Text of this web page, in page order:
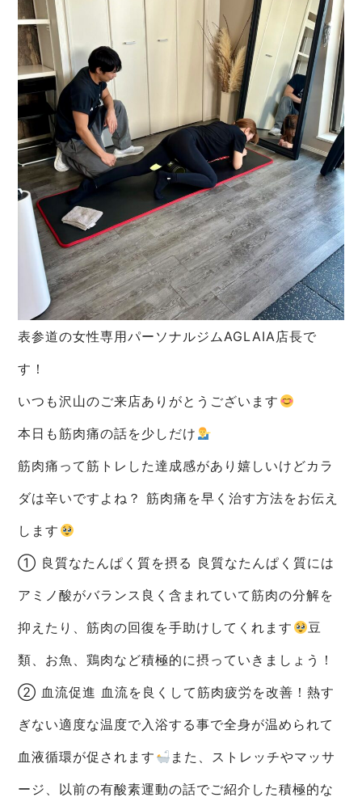
表参道の女性専用パーソナルジムAGLAIA店長で
す！
いつも沢山のご来店ありがとうございます
本日も筋肉痛の話を少しだけ
筋肉痛って筋トレした達成感があり嬉しいけどカラ
ダは辛いですよね？ 筋肉痛を早く治す方法をお伝え
します
① 良質なたんぱく質を摂る 良質なたんぱく質には
アミノ酸がバランス良く含まれていて筋肉の分解を
抑えたり、筋肉の回復を手助けしてくれます
豆
類、お魚、鶏肉など積極的に摂っていきましょう！
② 血流促進 血流を良くして筋肉疲労を改善！熱す
ぎない適度な温度で入浴する事で全身が温められて
血液循環が促されます
また、ストレッチやマッサ
ージ、以前の有酸素運動の話でご紹介した積極的な